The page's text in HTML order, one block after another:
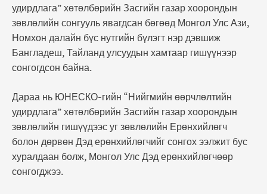
удирдлага” хөтөлбөрийн Засгийн газар хоорондын
зөвлөлийн сонгууль явагдсан бөгөөд Монгол Улс Ази,
Номхон далайн бүс нутгийн бүлэгт нэр дэвшиж
Бангладеш, Тайланд улсуудын хамтаар гишүүнээр
сонгогдсон байна.
Дараа нь ЮНЕСКО-гийн “Нийгмийн өөрчлөлтийн
удирдлага” хөтөлбөрийн Засгийн газар хоорондын
зөвлөлийн гишүүдээс уг зөвлөлийн Ерөнхийлөгч
болон дөрвөн Дэд ерөнхийлөгчийг сонгох ээлжит бус
хуралдаан болж, Монгол Улс Дэд ерөнхийлөгчөөр
сонгогджээ.